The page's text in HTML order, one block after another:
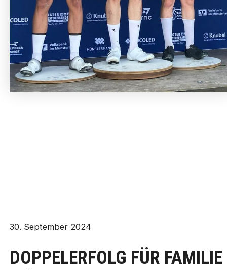
30. September 2024
DOPPELERFOLG FÜR FAMILIE